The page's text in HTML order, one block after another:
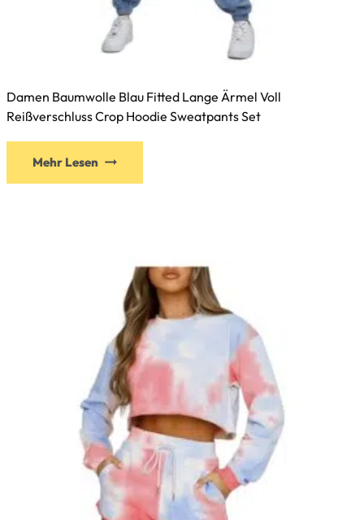
Damen Baumwolle Blau Fitted Lange Ärmel Voll
Reißverschluss Crop Hoodie Sweatpants Set
Mehr Lesen